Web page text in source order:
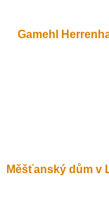
Gamehl
Měšťanský dům v